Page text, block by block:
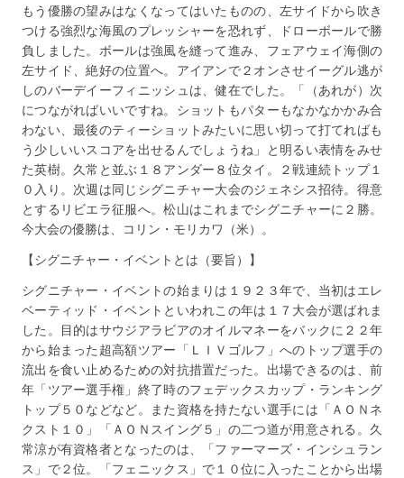
もう優勝の望みはなくなってはいたものの、左サイドから吹き
つける強烈な海風のプレッシャーを恐れず、ドローボールで勝
負しました。ボールは強風を縫って進み、フェアウェイ海側の
左サイド、絶好の位置へ。アイアンで２オンさせイーグル逃が
しのバーデイーフィニッシュは、健在でした。「（あれが）次
につながればいいですね。ショットもパターもなかなかかみ合
わない、最後のティーショットみたいに思い切って打てればも
う少しいいスコアを出せるんでしょうね」と明るい表情をみせ
た英樹。久常と並ぶ１８アンダー８位タイ。２戦連続トップ１
０入り。次週は同じシグニチャー大会のジェネシス招待。得意
とするリビエラ征服へ。松山はこれまでシグニチャーに２勝。
今大会の優勝は、コリン・モリカワ（米）。
【シグニチャー・イベントとは（要旨）】
シグニチャー・イベントの始まりは１９２３年で、当初はエレ
ベーティッド・イベントといわれこの年は１７大会が選ばれま
した。目的はサウジアラビアのオイルマネーをバックに２２年
から始まった超高額ツアー「ＬＩＶゴルフ」へのトップ選手の
流出を食い止めるための対抗措置だった。出場できるのは、前
年「ツアー選手権」終了時のフェデックスカップ・ランキング
トップ５０などなど。また資格を持たない選手には「ＡＯＮネ
クスト１０」「ＡＯＮスイング５」の二つ道が用意される。久
常涼が有資格者となったのは、「ファーマーズ・インシュラン
ス」で２位。「フェニックス」で１０位に入ったことから出場